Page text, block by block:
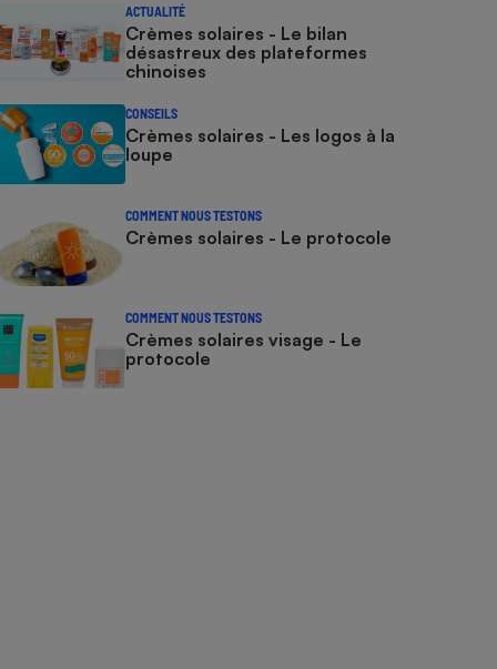
ACTUALITÉ
Crèmes solaires - Le bilan
désastreux des plateformes
chinoises
CONSEILS
Crèmes solaires - Les logos à la
loupe
COMMENT NOUS TESTONS
Crèmes solaires - Le protocole
COMMENT NOUS TESTONS
Crèmes solaires visage - Le
protocole